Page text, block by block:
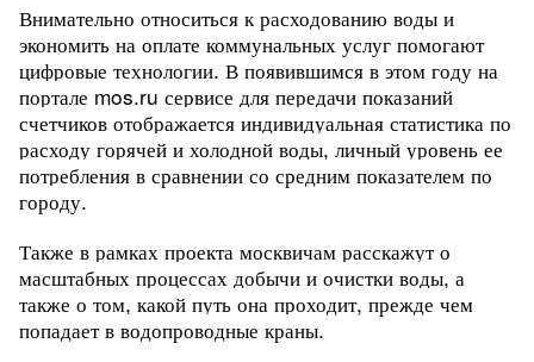
Внимательно относиться к расходованию воды и
экономить на оплате коммунальных услуг помогают
цифровые технологии. В появившимся в этом году на
портале mos.ru сервисе для передачи показаний
счетчиков отображается индивидуальная статистика по
расходу горячей и холодной воды, личный уровень ее
потребления в сравнении со средним показателем по
городу.
Также в рамках проекта москвичам расскажут о
масштабных процессах добычи и очистки воды, а
также о том, какой путь она проходит, прежде чем
попадает в водопроводные краны.